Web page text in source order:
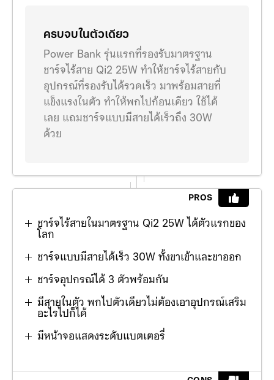
ครบจบในตัวเดียว
Power Bank รุ่นแรกที่รองรับมาตรฐาน
ชาร์จไร้สาย Qi2 25W ทำให้ชาร์จไร้สายกับ
อุปกรณ์ที่รองรับได้รวดเร็ว มาพร้อมสายที่
แข็งแรงในตัว ทำให้พกไปก้อนเดียว ใช้ได้
เลย แถมชาร์จแบบมีสายได้เร็วถึง 30W
ด้วย
PROS
ชาร์จไร้สายในมาตรฐาน Qi2 25W ได้ตัวแรกของ
โลก
ชาร์จแบบมีสายได้เร็ว 30W ทั้งขาเข้าและขาออก
ชาร์จอุปกรณ์ได้ 3 ตัวพร้อมกัน
มีสายในตัว พกไปตัวเดียวไม่ต้องเอาอุปกรณ์เสริม
อะไรไปก็ได้
มีหน้าจอแสดงระดับแบตเตอรี่